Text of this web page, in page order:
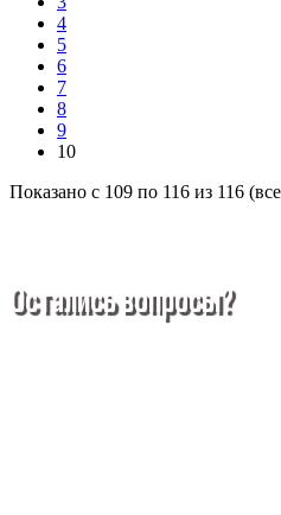
4
5
6
7
8
9
10
Показано с 109 по 116 из 116
Остались вопросы?